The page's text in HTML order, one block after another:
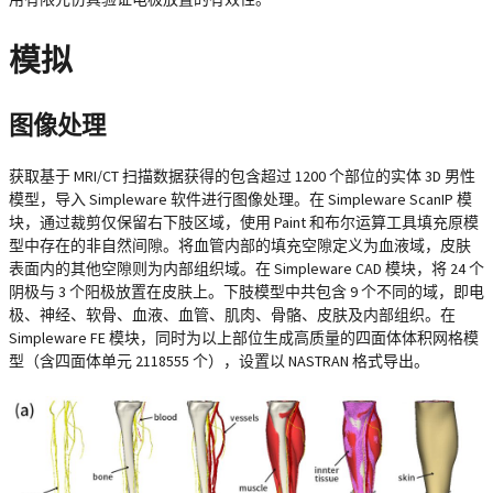
模拟
图像处理
获取基于 MRI/CT 扫描数据获得的包含超过 1200 个部位的实体 3D 男性
模型，导入 Simpleware 软件进行图像处理。在 Simpleware ScanIP 模
块，通过裁剪仅保留右下肢区域，使用 Paint 和布尔运算工具填充原模
型中存在的非自然间隙。将血管内部的填充空隙定义为血液域，皮肤
表面内的其他空隙则为内部组织域。在 Simpleware CAD 模块，将 24 个
阴极与 3 个阳极放置在皮肤上。下肢模型中共包含 9 个不同的域，即电
极、神经、软骨、血液、血管、肌肉、骨骼、皮肤及内部组织。在
Simpleware FE 模块，同时为以上部位生成高质量的四面体体积网格模
型（含四面体单元 2118555 个），设置以 NASTRAN 格式导出。